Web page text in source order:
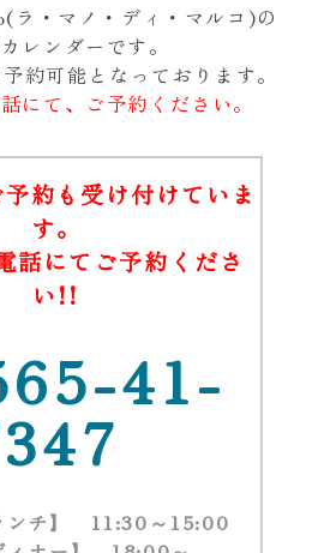
・マノ・ディ・マルコ)の
レンダーです。
約可能となっております。
にて、ご予約ください。
約も受け付けていま
す。
話にてご予約くださ
い!!
41-
ンチ】
11:30～15:00